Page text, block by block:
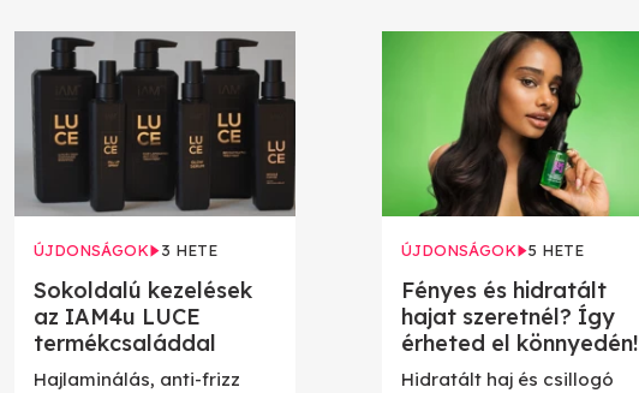
ÚJDONSÁGOK 3 HETE
Sokoldalú kezelések
az IAM4u LUCE
termékcsaláddal
Hajlaminálás, anti-frizz
ÚJDONSÁGOK 5 HETE
Fényes és hidratált
hajat szeretnél? Így
érheted el könnyedén!
Hidratált haj és csillogó